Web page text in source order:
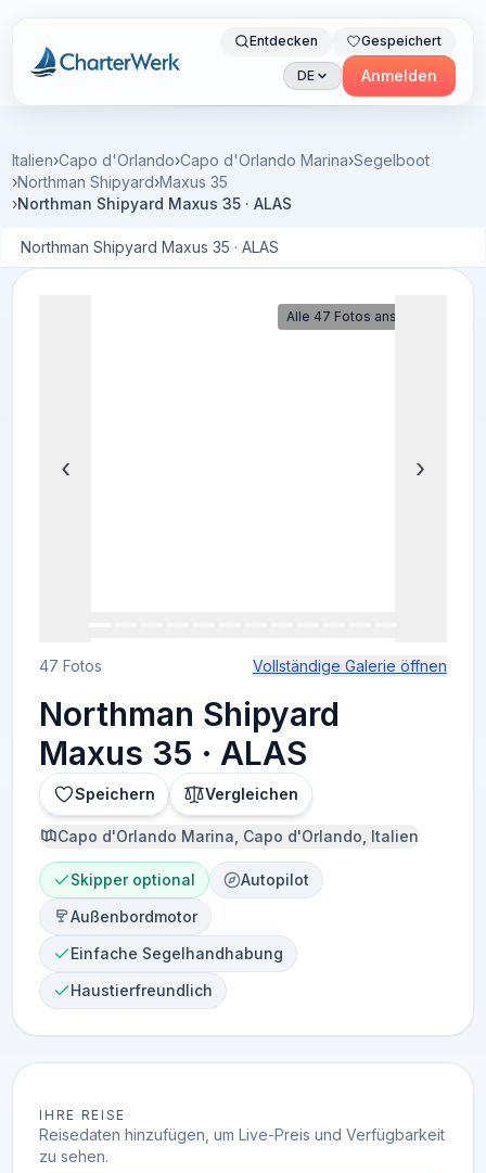
Charterwerk
Entdecken Gespeichert
DE Anmelden
Italien›Capo d'Orlando›Capo d'Orlando Marina›Segelboot
›Northman Shipyard›Maxus 35
›Northman Shipyard Maxus 35 · ALAS
Northman Shipyard Maxus 35 · ALAS
Alle 47 Fotos ansehen
‹ ›
47 Fotos Vollständige Galerie öffnen
Northman Shipyard
Maxus 35 · ALAS
Speichern Vergleichen
Capo d'Orlando Marina, Capo d'Orlando, Italien
Skipper optional
Autopilot
Außenbordmotor
Einfache Segelhandhabung
Haustierfreundlich
IHRE REISE
Reisedaten hinzufügen, um Live-Preis und Verfügbarkeit
zu sehen.